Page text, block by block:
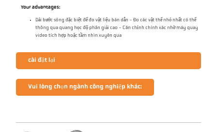
Your advantages:
Dải bước sóng đặc biệt để đo vật liệu bán dẫn - Đo các vật thể nhỏ nhất có thể
thông qua quang học độ phân giải cao - Căn chỉnh chính xác nhờ máy quay
video tích hợp hoặc tầm nhìn xuyên qua
cài đặt lại
Vui lòng chọn ngành công nghiệp khác: